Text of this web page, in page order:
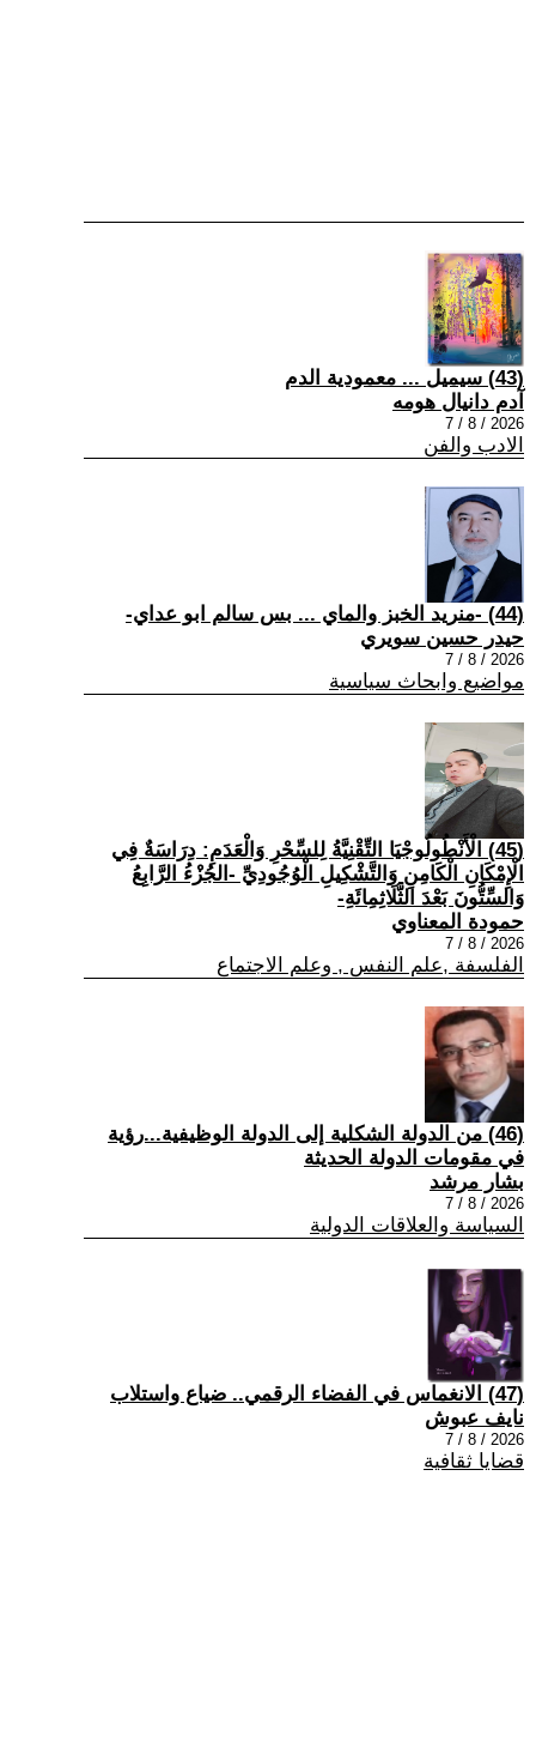
(43) سيميل ... معمودية الدم
آدم دانيال هومه
2026 / 8 / 7
الادب والفن
(44) -منريد الخبز والماي ... بس سالم ابو عداي-
حيدر حسين سويري
2026 / 8 / 7
مواضيع وابحاث سياسية
(45) الْأَنْطُولُوجْيَا التِّقْنِيَّةُ لِلسِّحْرِ وَالْعَدَمِ: دِرَاسَةٌ فِي
الْإِمْكَانِ الْكَامِنِ وَالتَّشْكِيلِ الْوُجُودِيِّ -الجُزْءُ الرَّابِعُ
وَالسِّتُّونَ بَعْدَ الثَّلَاثِمِائَةِ-
حمودة المعناوي
2026 / 8 / 7
الفلسفة ,علم النفس , وعلم الاجتماع
(46) من الدولة الشكلية إلى الدولة الوظيفية...رؤية
في مقومات الدولة الحديثة
بشار مرشد
2026 / 8 / 7
السياسة والعلاقات الدولية
(47) الانغماس في الفضاء الرقمي.. ضياع واستلاب
نايف عبوش
2026 / 8 / 7
قضايا ثقافية